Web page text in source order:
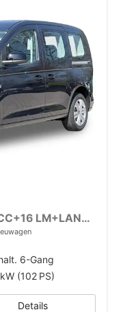
LIFE NEUES MODELL+PDC+ACC+16 LM+LANE ASSIST
6-Gang
(102 PS)
Details